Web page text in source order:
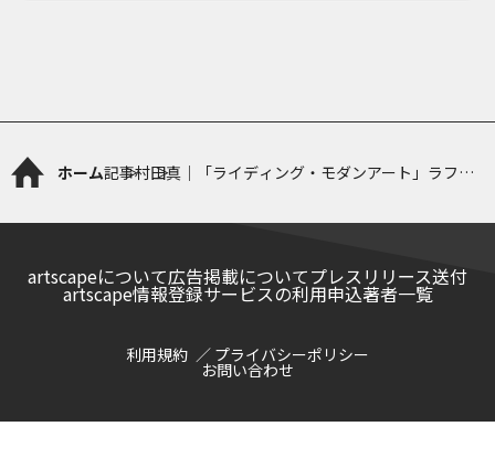
ホーム記事村田真｜「ライディング・モダンアート」ラファ
artscapeについて広告掲載についてプレスリリース送付
artscape情報登録サービスの利用申込著者一覧
利用規約 プライバシーポリシー
お問い合わせ